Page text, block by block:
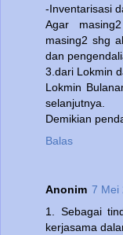
-Inventarisasi
Agar
masing2 shg
dan
3.dari Lokmin
Lokmin
selanjutnya.
Demikian
Balas
Anonim 7 Mei
1. Sebagai
kerjasama